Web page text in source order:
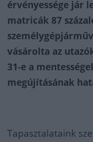
érvényessége jár
matricák 87
vásárolta az
31-e a
megújításának
Tapasztalataink